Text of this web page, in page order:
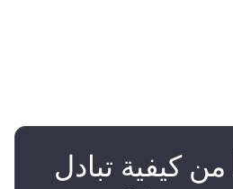
كيفية تبادل